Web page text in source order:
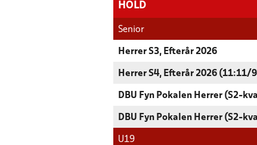
HOLD
Senior
Herrer S3, Efterår 2026
Herrer S4, Efterår 2026 (11:11/
DBU Fyn Pokalen Herrer (S2-
DBU Fyn Pokalen Herrer (S2-
U19